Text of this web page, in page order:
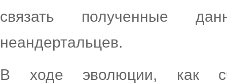
связать полученные
неандертальцев.
В ходе эволюции, как